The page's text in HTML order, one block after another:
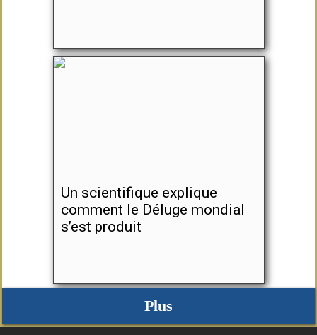
Un scientifique explique
comment le Déluge mondial
s’est produit
Plus